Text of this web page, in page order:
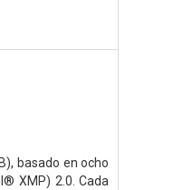
basado en ocho
XMP) 2.0. Cada